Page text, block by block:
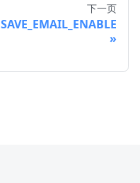
下一页
SAVE_EMAIL_ENABLE